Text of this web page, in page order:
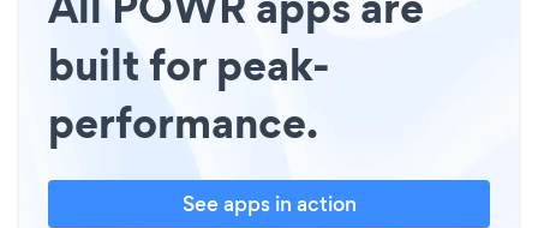
built for peak-
performance.
See apps in action